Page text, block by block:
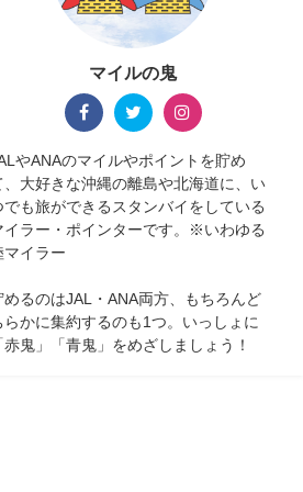
マイルの鬼
やANAのマイルやポイントを貯め
、大好きな沖縄の離島や北海道に、い
でも旅ができるスタンバイをしている
イラー・ポインターです。※いわゆる
マイラー
めるのはJAL・ANA両方、もちろんど
らかに集約するのも1つ。いっしょに
赤鬼」「青鬼」をめざしましょう！